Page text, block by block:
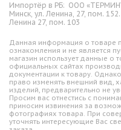
Импортёр в РБ: ООО
Минск, ул. Ленина, 27, пом.
Ленина 27, пом. 103
Данная информация о товаре
ознакомления и не является
магазин использует данные о
официальных сайтах
документации к товару.
право изменять внешний вид,
изделий, предварительно не
Просим вас отнестись с
приносим извинения за
фотографиях товара. При
уточнять интересующие Вас